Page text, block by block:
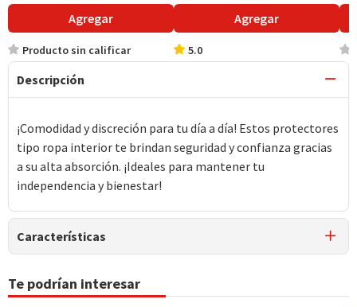
Agregar
Producto sin calificar
Agregar
5.0
Descripción
¡Comodidad y discreción para tu día a día! Estos protectores
tipo ropa interior te brindan seguridad y confianza gracias
a su alta absorción. ¡Ideales para mantener tu
independencia y bienestar!
Características
Tipo de Producto
Pañales Adulto
Te podrían interesar